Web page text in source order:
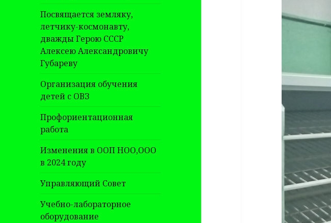
Посвящается земляку,
летчику-космонавту,
дважды Герою СССР
Алексею Александровичу
Губареву
Организация обучения
детей с ОВЗ
Профориентационная
работа
Изменения в ООП НОО,ООО
в 2024 году
Управляющий Совет
Учебно-лабораторное
оборудование